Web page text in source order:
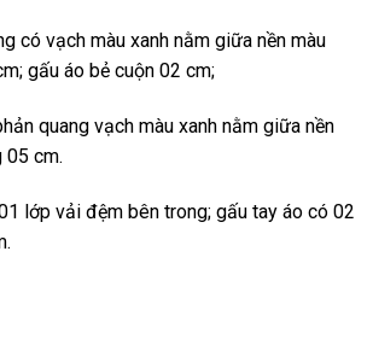
có vạch màu xanh nằm giữa nền màu
gấu áo bẻ cuộn 02 cm;
quang vạch màu xanh nằm giữa nền
05 cm.
lớp vải đệm bên trong; gấu tay áo có 02